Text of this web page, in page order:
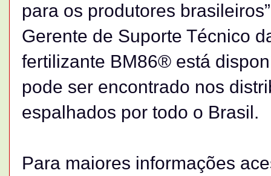
para os produtores
Gerente de Suporte Técnico
fertilizante BM86® está
pode ser encontrado nos
espalhados por todo o Brasil.
Para maiores informações